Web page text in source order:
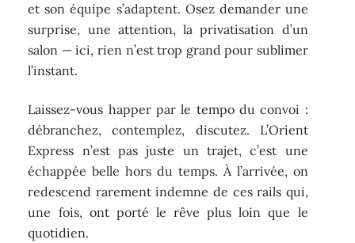
et son équipe s’adaptent. Osez demander une
surprise, une attention, la privatisation d’un
salon — ici, rien n’est trop grand pour sublimer
l’instant.
Laissez-vous happer par le tempo du convoi :
débranchez, contemplez, discutez. L’Orient
Express n’est pas juste un trajet, c’est une
échappée belle hors du temps. À l’arrivée, on
redescend rarement indemne de ces rails qui,
une fois, ont porté le rêve plus loin que le
quotidien.